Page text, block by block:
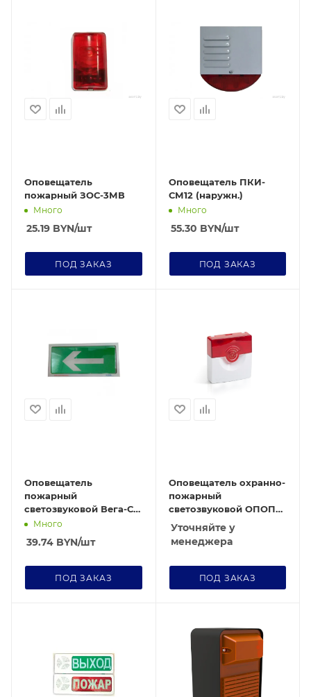
Оповещатель
пожарный ЗОС-3МВ
Много
25.19 BYN/шт
ПОД ЗАКАЗ
Оповещатель ПКИ-
СМ12 (наружн.)
Много
55.30 BYN/шт
ПОД ЗАКАЗ
Оповещатель
пожарный
светозвуковой Вега-СЗ
стрелка влево
Много
39.74 BYN/шт
ПОД ЗАКАЗ
Оповещатель охранно-
пожарный
светозвуковой ОПОП
124-7 12В
Уточняйте у
менеджера
ПОД ЗАКАЗ